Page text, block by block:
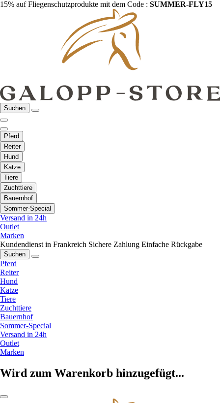
15% auf Fliegenschutzprodukte mit dem Code : SUMMER-FLY15
Suchen
Pferd
Reiter
Hund
Katze
Tiere
Zuchttiere
Bauernhof
Sommer-Special
Versand in 24h
Outlet
Marken
Kundendienst in Frankreich Sichere Zahlung Einfache Rückgabe
Suchen
Pferd
Reiter
Hund
Katze
Tiere
Zuchttiere
Bauernhof
Sommer-Special
Versand in 24h
Outlet
Marken
Wird zum Warenkorb hinzugefügt...